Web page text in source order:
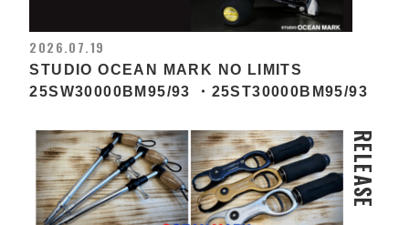
2026.07.19
STUDIO OCEAN MARK NO LIMITS
25SW30000BM95/93 ・25ST30000BM95/93
RELEASE